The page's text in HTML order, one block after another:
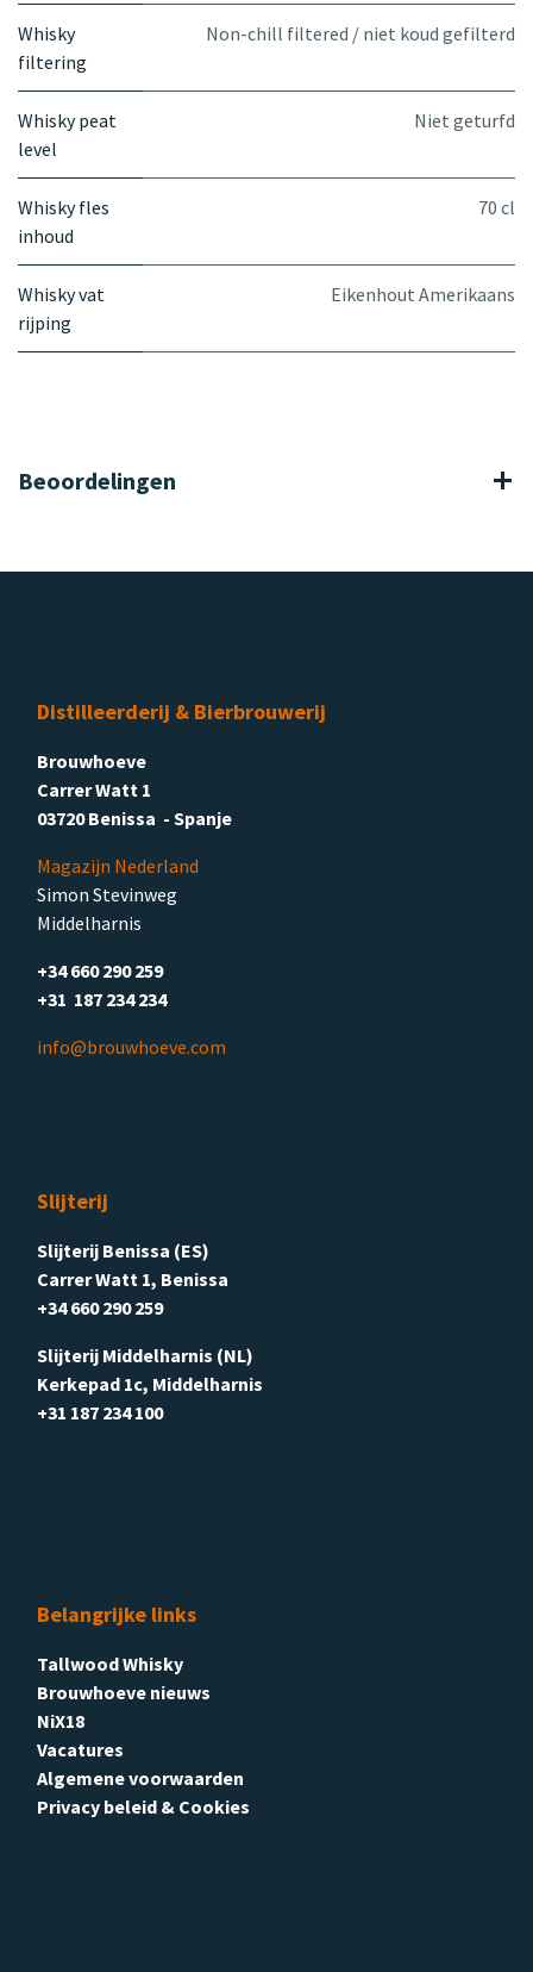
Whisky
filtering
Non-chill filtered / niet koud gefilterd
Whisky peat
level
Niet geturfd
Whisky fles
inhoud
70 cl
Whisky vat
rijping
Eikenhout Amerikaans
Beoordelingen
Distilleerderij & Bierbrouwerij
Brouwhoeve
Carrer Watt 1
03720 Benissa - Spanje
Magazijn Nederland
Simon Stevinweg
Middelharnis
+34 660 290 259
+31 187 234 234
info@brouwhoeve.com
Slijterij
Slijterij Benissa (ES)
Carrer Watt 1, Benissa
+34 660 290 259
Slijterij Middelharnis (NL)
Kerkepad 1c, Middelharnis
+31 187 234 100
Belangrijke links
Tallwood Whisky
Brouwhoeve nieuws
NiX18
Vacatures
Algemene voorwaarden
Privacy beleid & Cookies